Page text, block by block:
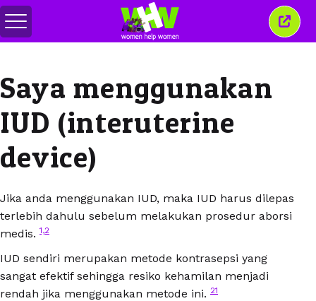
Alihkan
menu
Saya menggunakan
IUD (interuterine
device)
Jika anda menggunakan IUD, maka IUD harus dilepas
terlebih dahulu sebelum melakukan prosedur aborsi
medis.1,2
IUD sendiri merupakan metode kontrasepsi yang
sangat efektif sehingga resiko kehamilan menjadi
rendah jika menggunakan metode ini. 21